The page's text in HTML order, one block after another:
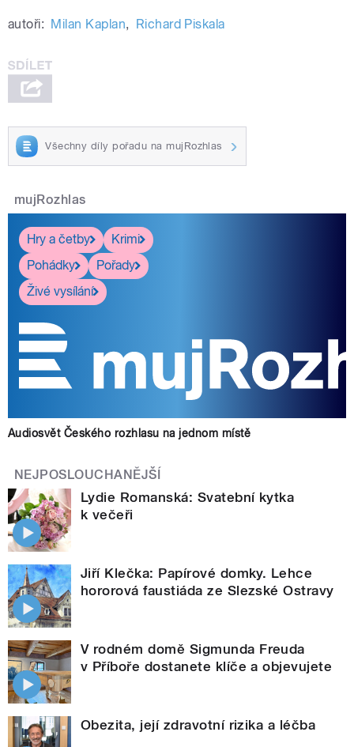
autoři: Milan Kaplan, Richard Piskala
Všechny díly pořadu na mujRozhlas
mujRozhlas
Hry a četby
Krimi
Pohádky
Pořady
Živé vysílání
Audiosvět Českého rozhlasu na jednom místě
NEJPOSLOUCHANĚJŠÍ
Lydie Romanská: Svatební kytka
k večeři
Jiří Klečka: Papírové domky. Lehce
hororová faustiáda ze Slezské Ostravy
V rodném domě Sigmunda Freuda
v Příboře dostanete klíče a objevujete
Obezita, její zdravotní rizika a léčba